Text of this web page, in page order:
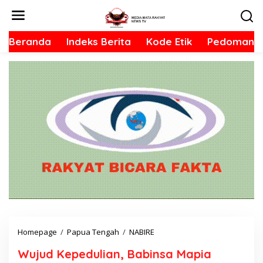
Beranda Indeks Berita Kode Etik Pedoman
Homepage / Papua Tengah / NABIRE
j
Wujud Kepedulian, Babinsa Mapia